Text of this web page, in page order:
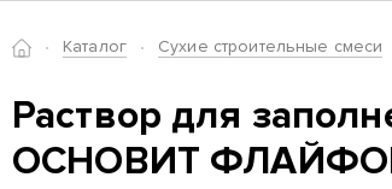
ГлавнаяКаталог Сухие строительные смеси
Раствор для
ОСНОВИТ